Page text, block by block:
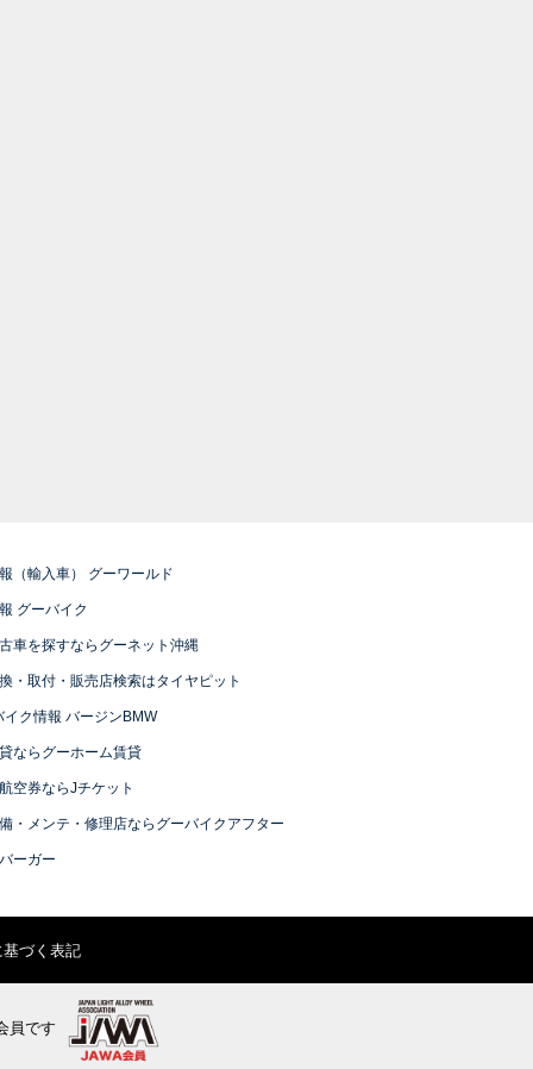
（輸入車） グーワールド
グーバイク
車を探すならグーネット沖縄
・取付・販売店検索はタイヤピット
イク情報 バージンBMW
ならグーホーム賃貸
空券ならJチケット
・メンテ・修理店ならグーバイクアフター
ーガー
づく表記
員です